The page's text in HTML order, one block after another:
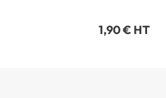
1,90 € HT